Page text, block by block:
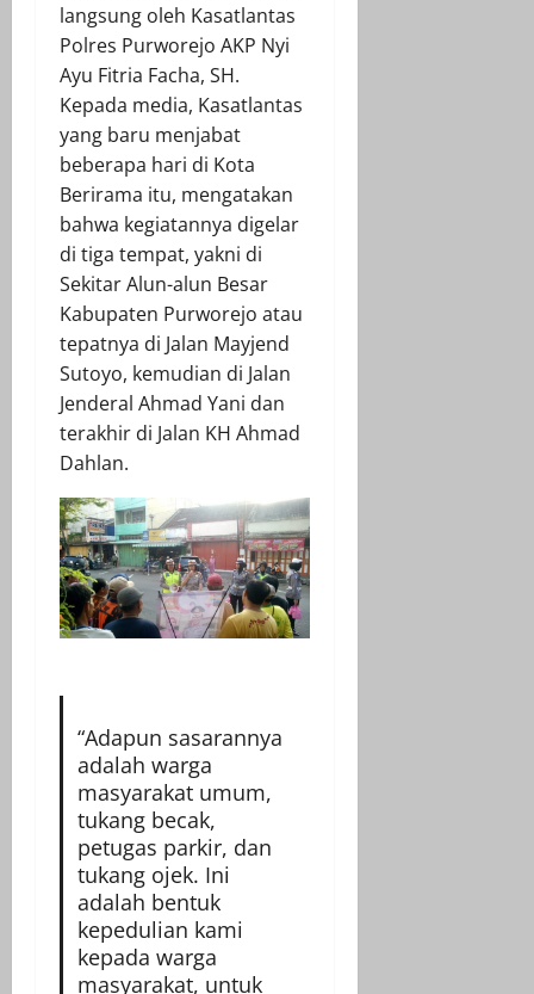
langsung oleh Kasatlantas
Polres Purworejo AKP Nyi
Ayu Fitria Facha, SH.
Kepada media, Kasatlantas
yang baru menjabat
beberapa hari di Kota
Berirama itu, mengatakan
bahwa kegiatannya digelar
di tiga tempat, yakni di
Sekitar Alun-alun Besar
Kabupaten Purworejo atau
tepatnya di Jalan Mayjend
Sutoyo, kemudian di Jalan
Jenderal Ahmad Yani dan
terakhir di Jalan KH Ahmad
Dahlan.
“Adapun sasarannya
adalah warga
masyarakat umum,
tukang becak,
petugas parkir, dan
tukang ojek. Ini
adalah bentuk
kepedulian kami
kepada warga
masyarakat, untuk